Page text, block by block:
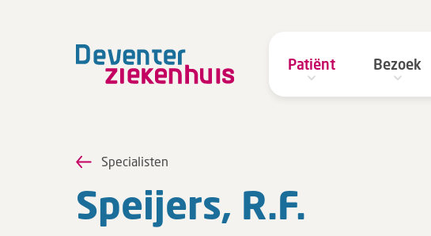
Patiënt Bezoek
Specialisten
Speij­ers, R.F.